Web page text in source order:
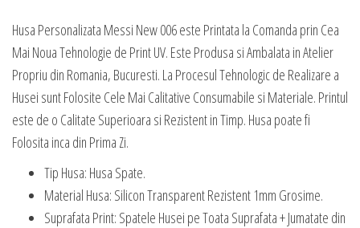
Husa Personalizata Messi New 006 este Printata la Comanda prin Cea
Mai Noua Tehnologie de Print UV. Este Produsa si Ambalata in Atelier
Propriu din Romania, Bucuresti. La Procesul Tehnologic de Realizare a
Husei sunt Folosite Cele Mai Calitative Consumabile si Materiale. Printul
este de o Calitate Superioara si Rezistent in Timp. Husa poate fi
Folosita inca din Prima Zi.
Tip Husa: Husa Spate.
Material Husa: Silicon Transparent Rezistent 1mm Grosime.
Suprafata Print: Spatele Husei pe Toata Suprafata + Jumatate din